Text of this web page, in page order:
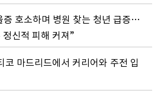
증 호소하며 병원 찾는 청년 급증…
신적 피해 커져”
코 마드리드에서 커리어와 주전 입